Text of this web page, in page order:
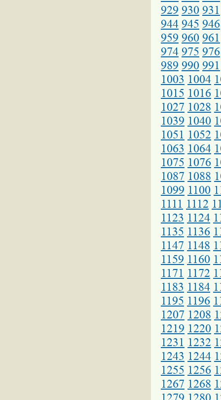
929 930 931
944 945 946
959 960 961
974 975 976
989 990 991
1003 1004
1015 1016
1027 1028
1039 1040
1051 1052
1063 1064
1075 1076
1087 1088
1099 1100
1111 1112
1123 1124
1135 1136
1147 1148
1159 1160
1171 1172
1183 1184
1195 1196
1207 1208
1219 1220
1231 1232
1243 1244
1255 1256
1267 1268